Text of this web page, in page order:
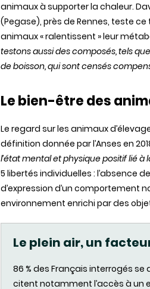
animaux à supporter la chaleur.
(Pegase), près de Rennes, teste
animaux « ralentissent » leur
testons aussi des composés, tels
de boisson, qui sont censés
Le bien-être des
Le regard sur les animaux
définition donnée par l’Anses en
l’état mental et physique positif lié
5 libertés individuelles : l’absence
d’expression d’un comportement
environnement enrichi par des
Le plein air, un
86 % des Français interrogés
citent notamment l’accès à un